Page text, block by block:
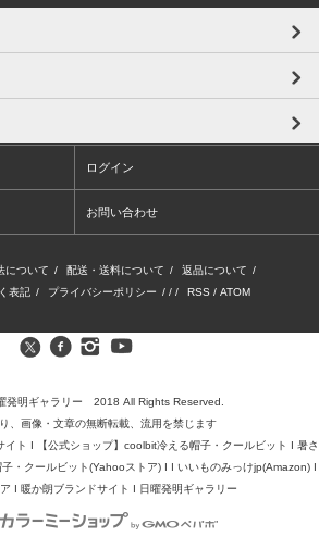
ログイン
お問い合わせ
について / 配送・送料について / 返品について /
表記 / プライバシーポリシー / / / RSS / ATOM
発明ギャラリー 2018 All Rights Reserved.
、画像・文章の無断転載、流用を禁じます
イト
【公式ショップ】coolbit冷える帽子・クールビット
暑さ
・クールビット(Yahooストア) いいものみっけjp(Amazon)
暖か朗ブランドサイト 日曜発明ギャラリー